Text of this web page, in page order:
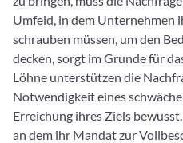
Umfeld, in dem Unternehmen
schrauben müssen, um den
decken, sorgt im Grunde für
Löhne unterstützen die
Notwendigkeit eines
Erreichung ihres Ziels
an dem ihr Mandat zur